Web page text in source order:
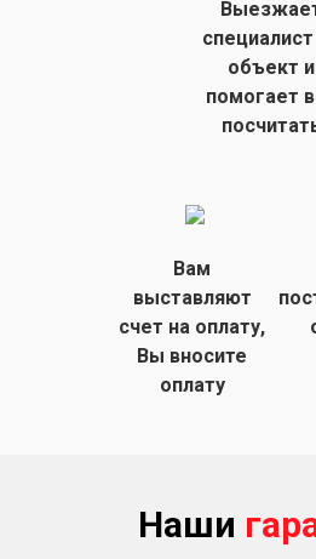
объект и
помогает
Вам
выставляют
счет на оплату,
Вы вносите
оплату
Наши